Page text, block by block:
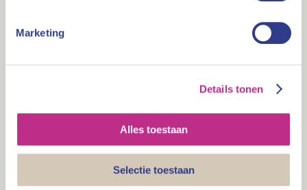
Marketing
Details tonen
Alles toestaan
Selectie toestaan
Aanbevelingen ZBO-evaluatie voortvarend
opgepakt
Het jaarverslag laat zien dat BFT de aanbevelingen uit
opgepakt. Lopende trajecten – waaronder Toezicht in
Beweging, Optimalisatie Financieel Toezicht, de
voorbereidingen op het Europese AML-pakket en de
invoering van nieuwe sanctiewetgeving – zijn verder
uitgewerkt. Hierdoor kon BFT in 2025 sterker inzetten
op preventief toezicht. Formele handhaving blijft daarbij